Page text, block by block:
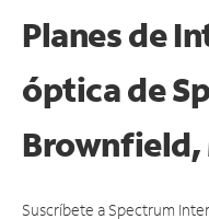
Planes de
óptica de
Brownfield,
Suscríbete a Spectrum